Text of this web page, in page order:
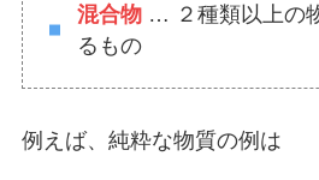
混合物… ２種類以上の
るもの
例えば、純粋な物質の例は